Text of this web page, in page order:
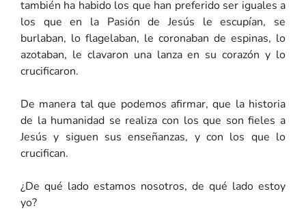
también ha habido los que han preferido ser iguales a
los que en la Pasión de Jesús le escupían, se
burlaban, lo flagelaban, le coronaban de espinas, lo
azotaban, le clavaron una lanza en su corazón y lo
crucificaron.
De manera tal que podemos afirmar, que la historia
de la humanidad se realiza con los que son fieles a
Jesús y siguen sus enseñanzas, y con los que lo
crucifican.
¿De qué lado estamos nosotros, de qué lado estoy
yo?